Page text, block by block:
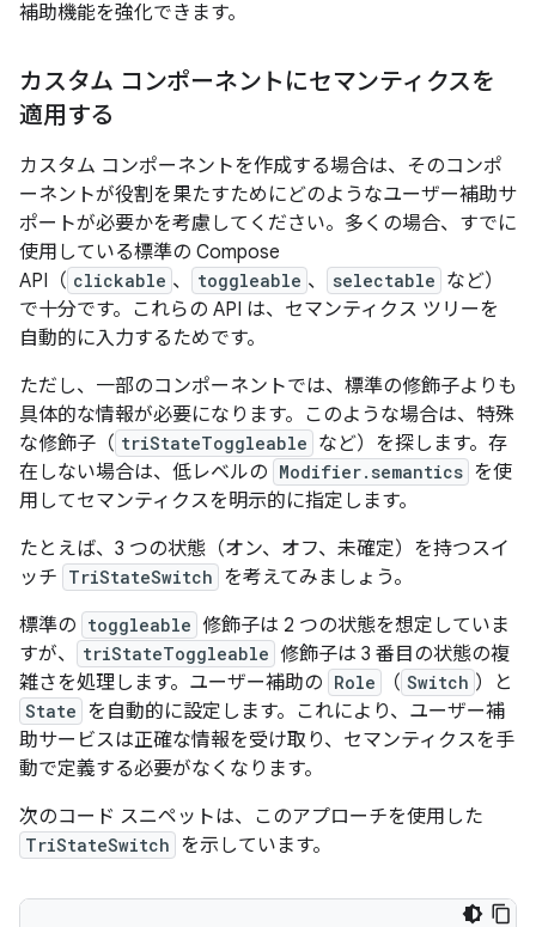
補助機能を強化できます。
カスタム コンポーネントにセマンティクスを
適用する
カスタム コンポーネントを作成する場合は、そのコンポ
ーネントが役割を果たすためにどのようなユーザー補助サ
ポートが必要かを考慮してください。多くの場合、すでに
使用している標準の Compose
API（ clickable 、 toggleable 、 selectable など）
で十分です。これらの API は、セマンティクス ツリーを
自動的に入力するためです。
ただし、一部のコンポーネントでは、標準の修飾子よりも
具体的な情報が必要になります。このような場合は、特殊
な修飾子（ triStateToggleable など）を探します。存
在しない場合は、低レベルの Modifier.semantics を使
用してセマンティクスを明示的に指定します。
たとえば、3 つの状態（オン、オフ、未確定）を持つスイ
ッチ TriStateSwitch を考えてみましょう。
標準の toggleable 修飾子は 2 つの状態を想定していま
すが、
triStateToggleable 修飾子は 3 番目の状態の複
雑さを処理します。ユーザー補助の Role （ Switch ）と
State を自動的に設定します。これにより、ユーザー補
助サービスは正確な情報を受け取り、セマンティクスを手
動で定義する必要がなくなります。
次のコード スニペットは、このアプローチを使用した
TriStateSwitch を示しています。